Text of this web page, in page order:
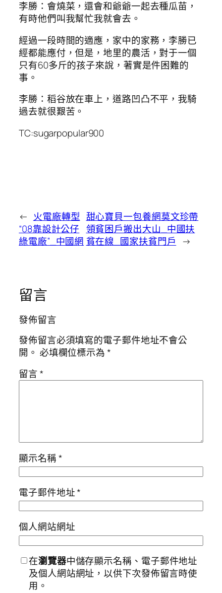
李勝：會燒菜，還會和爺爺一起去種瓜苗，
有時他們叫我幫忙我就會去。
經過一段時間的適應，家中的家務，李勝已
經都能應付，但是，地里的農活，對于一個
只有60多斤的孩子來說，著實是件困難的
事。
李勝：稻谷放在車上，道路凹凸不平，我騎
過去就很艱苦。
TC:sugarpopular900
← 火電廠轉型
“08靠設計公仔
綠電廠”_中國網
甜心寶貝一包養網莫文珍帶
領貧困戶搬出大山_中國扶
貧在線_國家扶貧門戶
→
留言
發佈留言
發佈留言必須填寫的電子郵件地址不會公
開。 必填欄位標示為*
留言*
顯示名稱*
電子郵件地址*
個人網站網址
在瀏覽器中儲存顯示名稱、電子郵件地址
及個人網站網址，以供下次發佈留言時使
用。